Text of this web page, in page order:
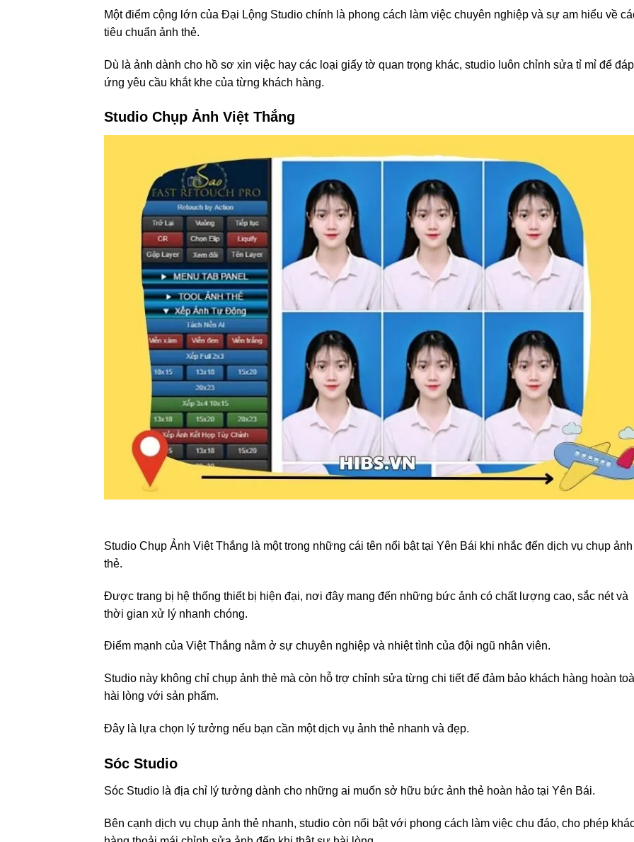
Một điểm cộng lớn của Đại Lộng Studio chính là phong cách làm việc chuyên nghiệp và sự am hiểu về
tiêu chuẩn ảnh thẻ.
Dù là ảnh dành cho hồ sơ xin việc hay các loại giấy tờ quan trọng khác, studio luôn chỉnh sửa tỉ mỉ để đáp
ứng yêu cầu khắt khe của từng khách hàng.
Studio Chụp Ảnh Việt Thắng
Studio Chụp Ảnh Việt Thắng là một trong những cái tên nổi bật tại Yên Bái khi nhắc đến dịch vụ chụp ảnh
thẻ.
Được trang bị hệ thống thiết bị hiện đại, nơi đây mang đến những bức ảnh có chất lượng cao, sắc nét và
thời gian xử lý nhanh chóng.
Điểm mạnh của Việt Thắng nằm ở sự chuyên nghiệp và nhiệt tình của đội ngũ nhân viên.
Studio này không chỉ chụp ảnh thẻ mà còn hỗ trợ chỉnh sửa từng chi tiết để đảm bảo khách hàng hoàn
hài lòng với sản phẩm.
Đây là lựa chọn lý tưởng nếu bạn cần một dịch vụ ảnh thẻ nhanh và đẹp.
Sóc Studio
Sóc Studio là địa chỉ lý tưởng dành cho những ai muốn sở hữu bức ảnh thẻ hoàn hảo tại Yên Bái.
Bên cạnh dịch vụ chụp ảnh thẻ nhanh, studio còn nổi bật với phong cách làm việc chu đáo, cho phép